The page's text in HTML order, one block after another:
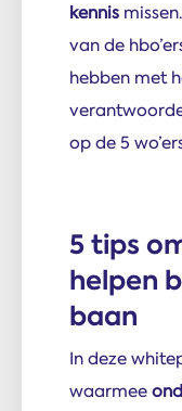
kennis
van de
hebben met
op de 5
5 tips
helpen
baan
In deze
waarmee